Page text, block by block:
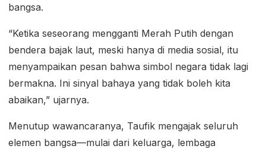
bangsa.
“Ketika seseorang mengganti Merah Putih dengan
bendera bajak laut, meski hanya di media sosial, itu
menyampaikan pesan bahwa simbol negara tidak lagi
bermakna. Ini sinyal bahaya yang tidak boleh kita
abaikan,” ujarnya.
Menutup wawancaranya, Taufik mengajak seluruh
elemen bangsa—mulai dari keluarga, lembaga